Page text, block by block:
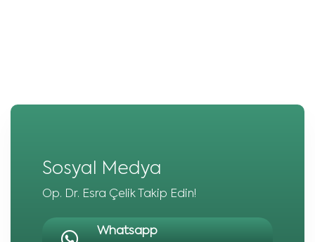
Sosyal Medya
Op. Dr. Esra Çelik Takip Edin!
Whatsapp